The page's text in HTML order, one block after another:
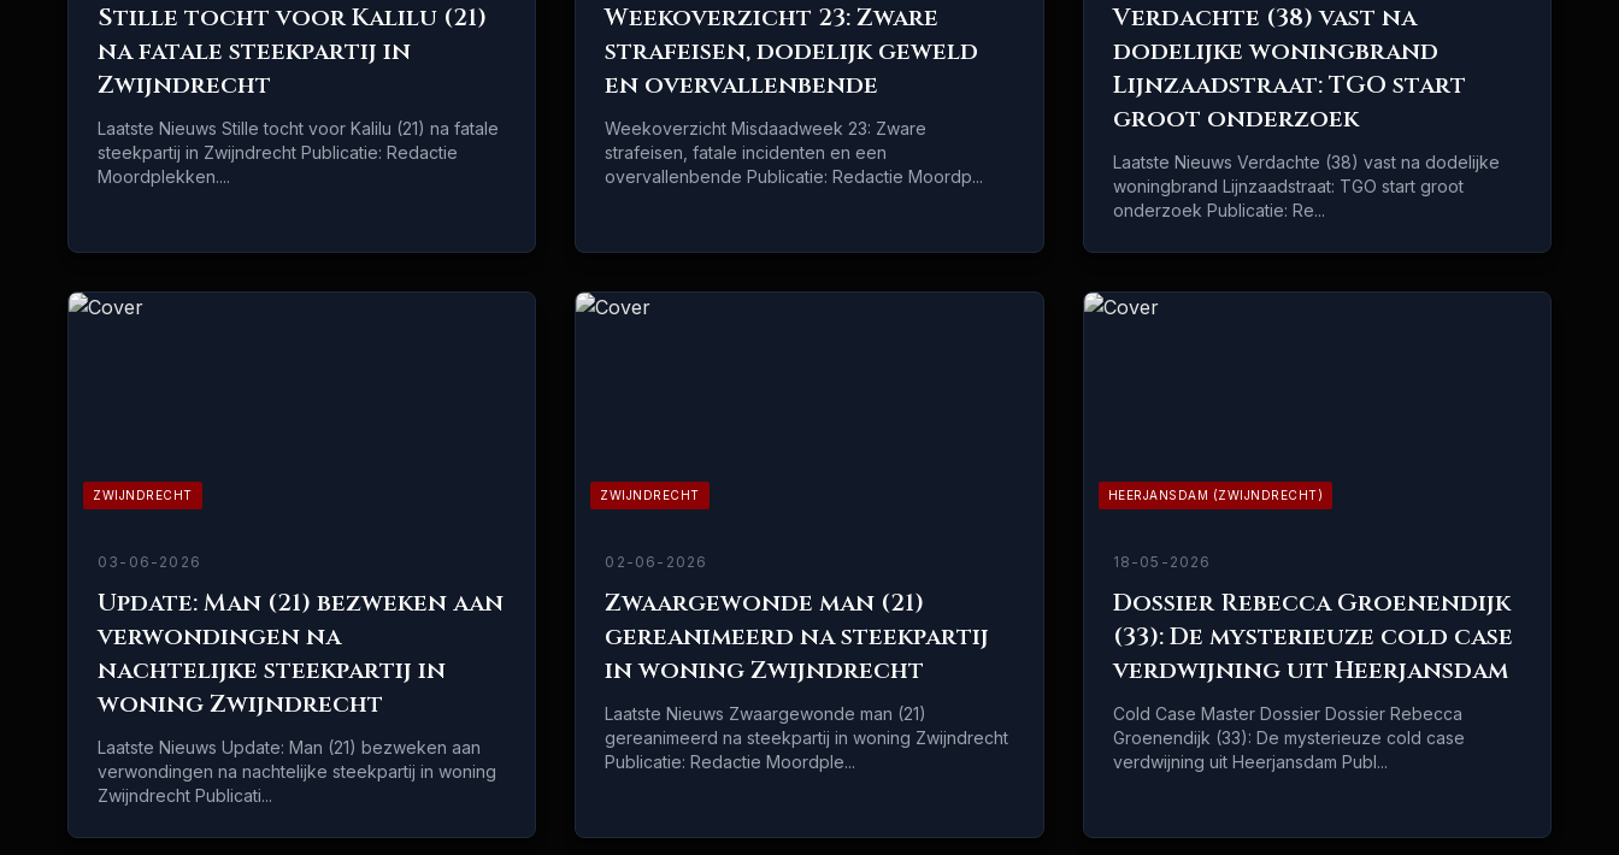
Stille tocht voor Kalilu (21)
na fatale steekpartij in
Zwijndrecht
Laatste Nieuws Stille tocht voor Kalilu (21) na fatale
steekpartij in Zwijndrecht Publicatie: Redactie
Moordplekken....
Weekoverzicht 23: Zware
strafeisen, dodelijk geweld
en overvallenbende
Weekoverzicht Misdaadweek 23: Zware
strafeisen, fatale incidenten en een
overvallenbende Publicatie: Redactie Moordp...
Verdachte (38) vast na
dodelijke woningbrand
Lijnzaadstraat: TGO start
groot onderzoek
Laatste Nieuws Verdachte (38) vast na dodelijke
woningbrand Lijnzaadstraat: TGO start groot
onderzoek Publicatie: Re...
ZWIJNDRECHT
03-06-2026
Update: Man (21) bezweken aan
verwondingen na
nachtelijke steekpartij in
woning Zwijndrecht
Laatste Nieuws Update: Man (21) bezweken aan
verwondingen na nachtelijke steekpartij in woning
Zwijndrecht Publicati...
ZWIJNDRECHT
02-06-2026
Zwaargewonde man (21)
gereanimeerd na steekpartij
in woning Zwijndrecht
Laatste Nieuws Zwaargewonde man (21)
gereanimeerd na steekpartij in woning Zwijndrecht
Publicatie: Redactie Moordple...
HEERJANSDAM (ZWIJNDRECHT)
18-05-2026
Dossier Rebecca Groenendijk
(33): De mysterieuze cold case
verdwijning uit Heerjansdam
Cold Case Master Dossier Dossier Rebecca
Groenendijk (33): De mysterieuze cold case
verdwijning uit Heerjansdam Publ...